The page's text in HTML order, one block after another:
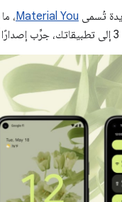
Material You،